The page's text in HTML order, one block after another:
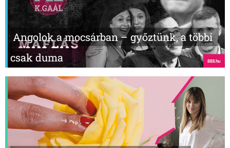
Angolok a mocsárban – győztünk, a többi
csak duma